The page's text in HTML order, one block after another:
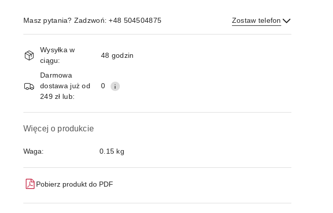
Masz pytania? Zadzwoń: +48 504504875 Zostaw telefon
Wyślij
i
dostawa
Wysyłka w
ciągu:
48 godzin
Darmowa
dostawa już od
249 zł lub:
0
Więcej o produkcie
Waga: 0.15 kg
Pobierz produkt do PDF